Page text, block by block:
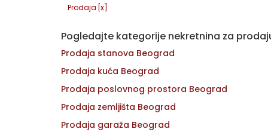
Prodaja [x]
Pogledajte kategorije nekretnina za
Prodaja stanova Beograd
Prodaja kuća Beograd
Prodaja poslovnog prostora Beograd
Prodaja zemljišta Beograd
Prodaja garaža Beograd